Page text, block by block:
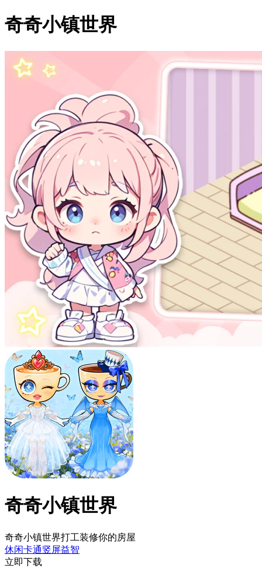
奇奇小镇世界
奇奇小镇世界
奇奇小镇世界打工装修你的房屋
休闲卡通竖屏益智
立即下载